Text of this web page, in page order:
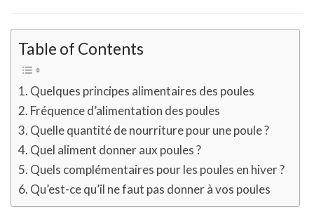
Table of Contents
Quelques principes alimentaires des poules
Fréquence d’alimentation des poules
Quelle quantité de nourriture pour une poule ?
Quel aliment donner aux poules ?
Quels complémentaires pour les poules en hiver ?
Qu’est-ce qu’il ne faut pas donner à vos poules